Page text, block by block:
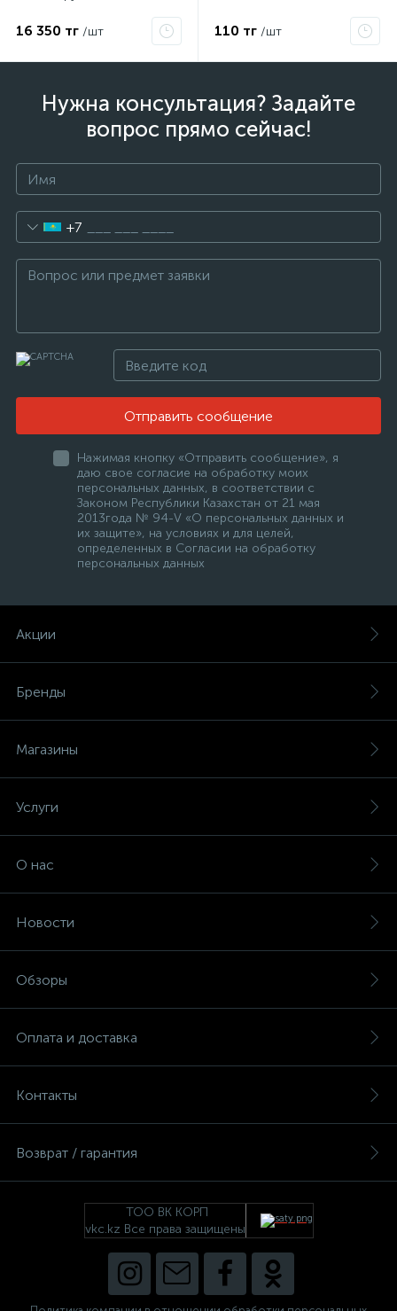
16 350 тг /шт 110 тг /шт
Нужна консультация? Задайте
вопрос прямо сейчас!
+7
Отправить сообщение
Нажимая кнопку «Отправить сообщение», я
даю свое согласие на обработку моих
персональных данных, в соответствии с
Законом Республики Казахстан от 21 мая
2013года № 94-V «О персональных данных и
их защите», на условиях и для целей,
определенных в Согласии на обработку
персональных данных
Акции
Бренды
Магазины
Услуги
О нас
Новости
Обзоры
Оплата и доставка
Контакты
Возврат / гарантия
ТОО ВК КОРП
vkc.kz Все права защищены